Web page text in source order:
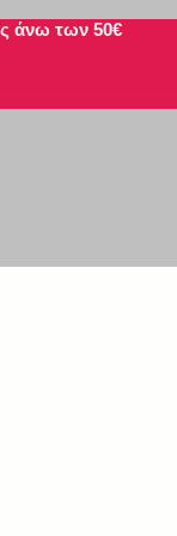
άνω των 50€